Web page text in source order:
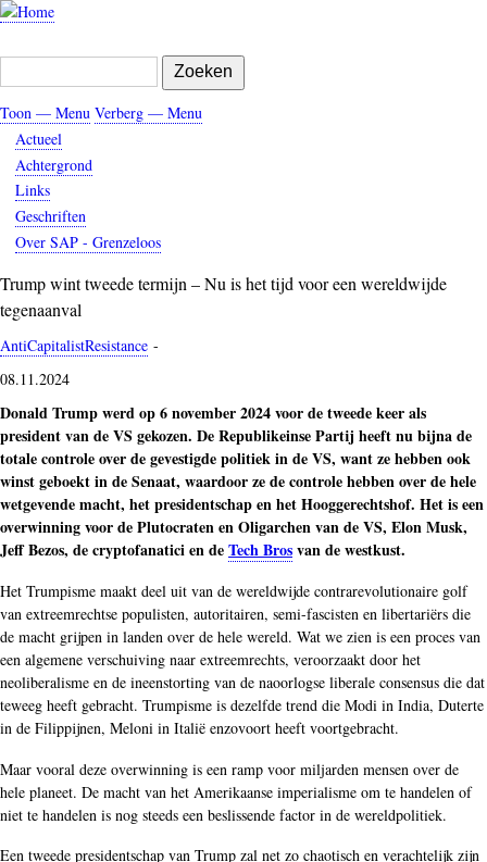
Overslaan
naar
inhoud
gaan
Zoeken
Menu
Toon — Menu Verberg — Menu
Actueel
Achtergrond
Links
Geschriften
Over SAP - Grenzeloos
Trump wint tweede termijn – Nu is het tijd voor een wereldwijde
tegenaanval
AntiCapitalistResistance -
08.11.2024
Donald Trump werd op 6 november 2024 voor de tweede keer als
president van de VS gekozen. De Republikeinse Partij heeft nu bijna de
totale controle over de gevestigde politiek in de VS, want ze hebben ook
winst geboekt in de Senaat, waardoor ze de controle hebben over de hele
wetgevende macht, het presidentschap en het Hooggerechtshof. Het is een
overwinning voor de Plutocraten en Oligarchen van de VS, Elon Musk,
Jeff Bezos, de cryptofanatici en deTech Brosvan de westkust.
Het Trumpisme maakt deel uit van de wereldwijde contrarevolutionaire golf
van extreemrechtse populisten, autoritairen, semi-fascisten en libertariërs die
de macht grijpen in landen over de hele wereld. Wat we zien is een proces van
een algemene verschuiving naar extreemrechts, veroorzaakt door het
neoliberalisme en de ineenstorting van de naoorlogse liberale consensus die dat
teweeg heeft gebracht. Trumpisme is dezelfde trend die Modi in India, Duterte
in de Filippijnen, Meloni in Italië enzovoort heeft voortgebracht.
Maar vooral deze overwinning is een ramp voor miljarden mensen over de
hele planeet. De macht van het Amerikaanse imperialisme om te handelen of
niet te handelen is nog steeds een beslissende factor in de wereldpolitiek.
Een tweede presidentschap van Trump zal net zo chaotisch en verachtelijk zijn